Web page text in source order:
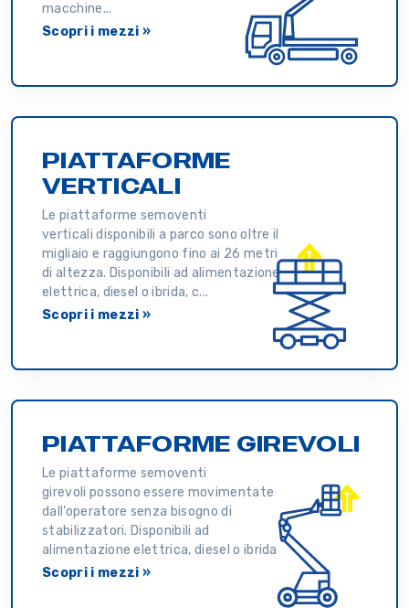
macchine...
Scopri i mezzi »
PIATTAFORME
VERTICALI
Le piattaforme semoventi
verticali disponibili a parco sono oltre il
migliaio e raggiungono fino ai 26 metri
di altezza. Disponibili ad alimentazione
elettrica, diesel o ibrida, c...
Scopri i mezzi »
PIATTAFORME GIREVOLI
Le piattaforme semoventi
girevoli possono essere movimentate
dall’operatore senza bisogno di
stabilizzatori. Disponibili ad
alimentazione elettrica, diesel o ibrida
Scopri i mezzi »